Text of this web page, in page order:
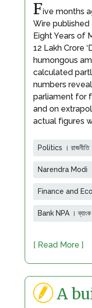
Five months
Wire published
Eight Years of
12 Lakh Crore
humongous
calculated
numbers
parliament for
and on
actual figures
Politics । রাজনীতি
Narendra Modi ।
Finance and
Bank NPA ।
[ Read More ]
A